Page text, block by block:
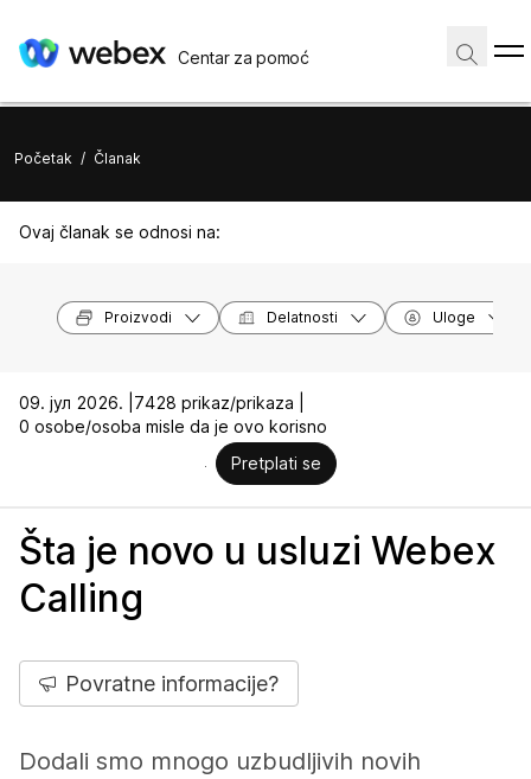
Centar za pomoć
Početak / Članak
Ovaj članak se odnosi na:
Proizvodi Delatnosti Uloge
09. јул 2026. | 7428 prikaz/prikaza |
0 osobe/osoba misle da je ovo korisno
Pretplati se
Šta je novo u usluzi Webex
Calling
Povratne informacije?
Dodali smo mnogo uzbudljivih novih